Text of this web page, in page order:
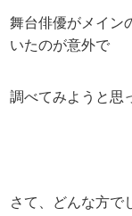
舞台俳優がメイン
いたのが意外で
調べてみようと思
さて、どんな方で